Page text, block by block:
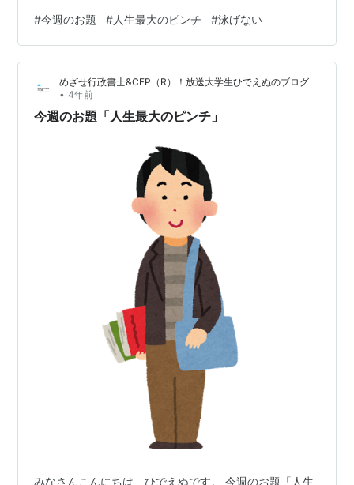
を届けながら、ヒッチハイクで全都道府県を回るという
旅である。 その旅は野宿なので冬の間は沖縄に長期滞在
を見込んでいた。 その沖縄でぼくは本当の一文無しにな
り、夢有民（ムーミン）牧場でお世話になっていた。 こ
の旅小説はnoteに連載しているので、ぜひ読んでくださ
いね。 note.com 牧…
#今週のお題 #人生最大のピンチ #泳げない
めざせ行政書士&CFP（R）！放送大学生ひでえぬのブログ
• 4年前
今週のお題「人生最大のピンチ」
みなさんこんにちは、ひでえぬです。 今週のお題「人生